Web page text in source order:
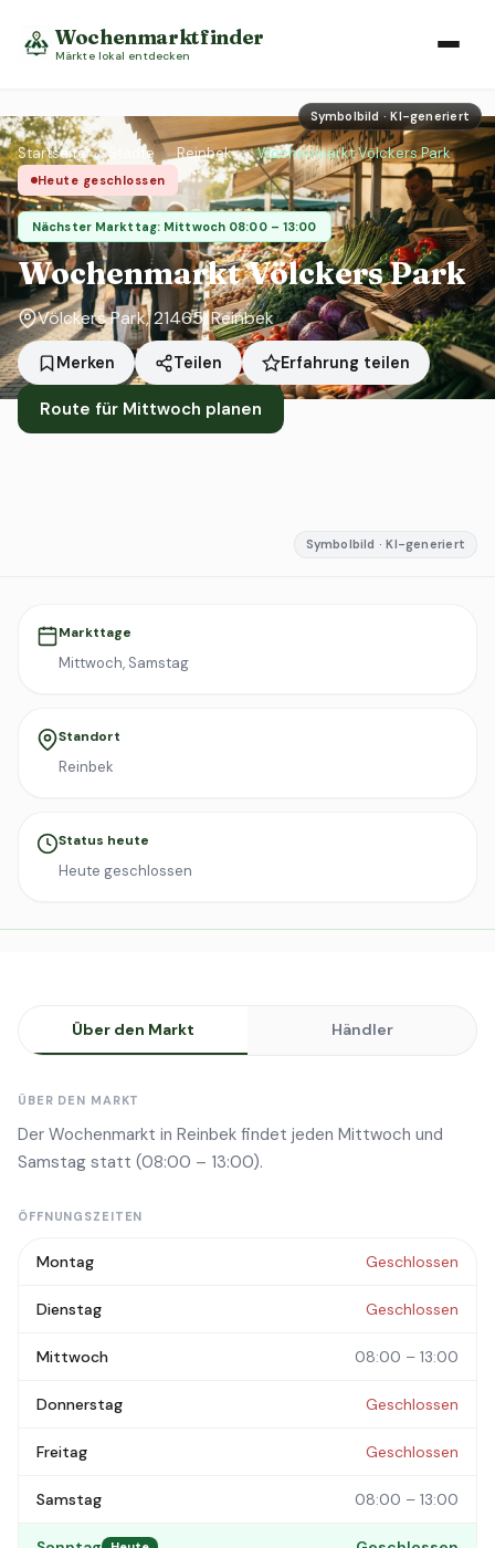
Wochenmarktfinder
Märkte lokal entdecken
Symbolbild · KI-generiert
Startseite › Städte › Reinbek › Wochenmarkt Völckers Park
Heute geschlossen
Nächster Markttag: Mittwoch 08:00 – 13:00
Wochenmarkt Völckers Park
Völckers Park, 21465, Reinbek
Merken Teilen Erfahrung teilen
Route für Mittwoch planen
Symbolbild · KI-generiert
Markttage
Mittwoch, Samstag
Standort
Reinbek
Status heute
Heute geschlossen
Über den Markt Händler
ÜBER DEN MARKT
Der Wochenmarkt in Reinbek findet jeden Mittwoch und
Samstag statt (08:00 – 13:00).
ÖFFNUNGSZEITEN
Montag Geschlossen
Dienstag Geschlossen
Mittwoch 08:00 – 13:00
Donnerstag Geschlossen
Freitag Geschlossen
Samstag 08:00 – 13:00